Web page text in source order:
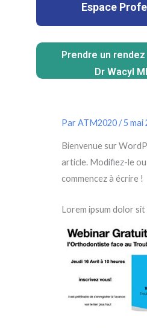
Espace
Prendre un
Dr Wacyl
ParATM2020/5 mai
Bienvenue sur
article. Modifiez-le
commencez à écrire !
Lorem ipsum dolor sit